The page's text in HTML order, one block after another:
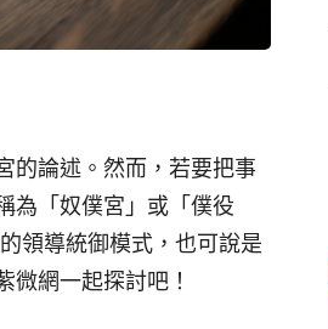
的論述。然而，若要把事
為「奴僕宮」或「僕役
領導統御模式，也可說是
微網一起探討吧！